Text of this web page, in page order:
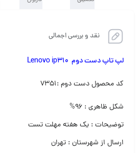
نقد و بررسی اجمالی
لپ تاپ دست دوم Lenovo ip310
کد محصول دست دوم :۷۳۵۱
شکل ظاهری : ۹۶%
توضیحات : یک هفته مهلت تست
ارسال از شهرستان : تهران